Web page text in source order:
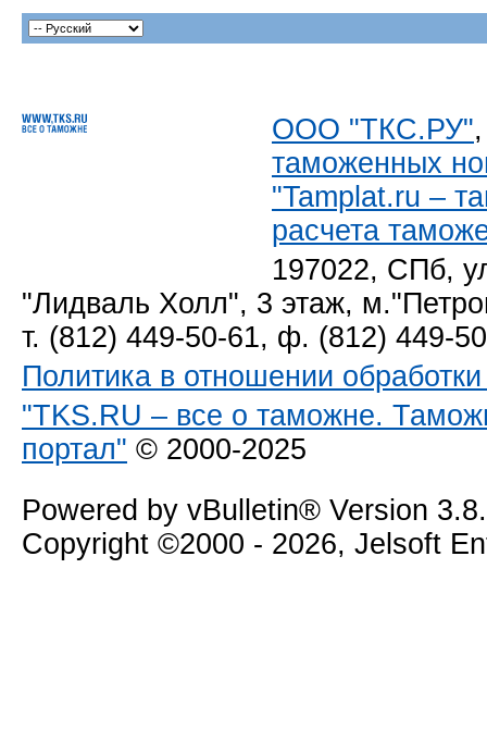
ООО "ТКС.РУ"
таможенных
"Tamplat.ru –
расчета
197022, СПб,
"Лидваль Холл", 3 этаж,
т. (812) 449-50-61, ф. (812) 449-
Политика в отношении
"TKS.RU – все о таможне.
портал" © 2000-2025
Powered by vBulletin® Version
Copyright ©2000 - 2026, Jelsoft